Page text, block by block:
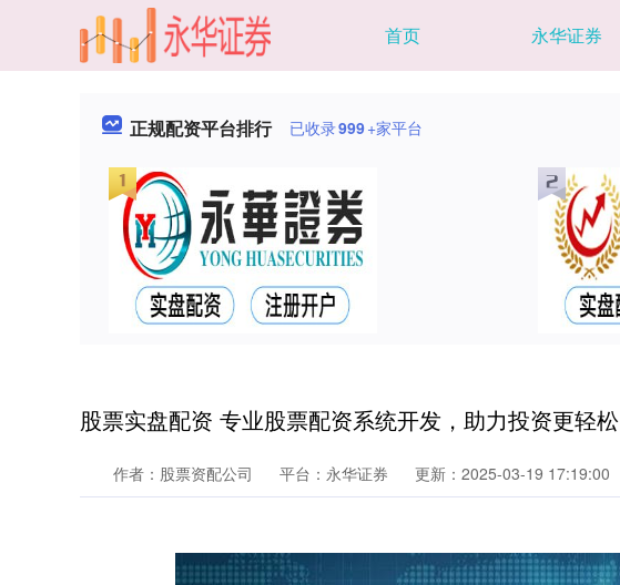
首页 永华证券
正规配资平台排行 已收录999+家平台
股票实盘配资 专业股票配资系统开发，助力投资更轻松
作者：股票资配公司 平台：永华证券 更新：2025-03-19 17:19:00